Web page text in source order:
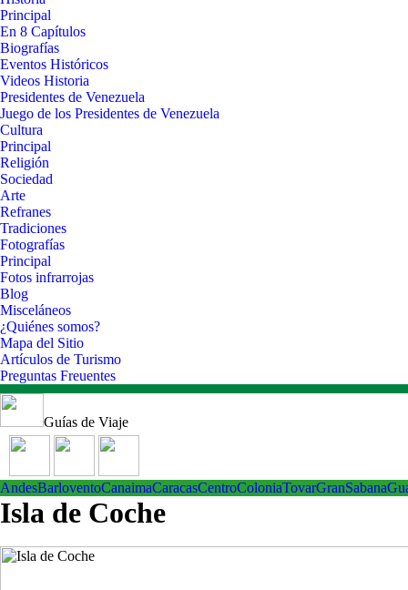
Principal
En 8 Capítulos
Biografías
Eventos Históricos
Videos Historia
Presidentes de Venezuela
Juego de los Presidentes de Venezuela
Cultura
Principal
Religión
Sociedad
Arte
Refranes
Tradiciones
Fotografías
Principal
Fotos infrarrojas
Blog
Misceláneos
¿Quiénes somos?
Mapa del Sitio
Artículos de Turismo
Preguntas Freuentes
Guías de Viaje
AndesBarloventoCanaimaCaracasCentroColoniaTovarGranSabana
Isla de Coche